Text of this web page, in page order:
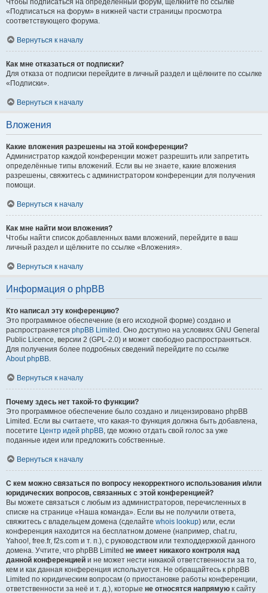
Чтобы подписаться на определённый форум, щёлкните по ссылке
«Подписаться на форум» в нижней части страницы просмотра
соответствующего форума.
Вернуться к началу
Как мне отказаться от подписки?
Для отказа от подписки перейдите в личный раздел и щёлкните по ссылке
«Подписки».
Вернуться к началу
Вложения
Какие вложения разрешены на этой конференции?
Администратор каждой конференции может разрешить или запретить
определённые типы вложений. Если вы не знаете, какие вложения
разрешены, свяжитесь с администратором конференции для получения
помощи.
Вернуться к началу
Как мне найти мои вложения?
Чтобы найти список добавленных вами вложений, перейдите в ваш
личный раздел и щёлкните по ссылке «Вложения».
Вернуться к началу
Информация о phpBB
Кто написал эту конференцию?
Это программное обеспечение (в его исходной форме) создано и
распространяется phpBB Limited . Оно доступно на условиях GNU General
Public Licence, версии 2 (GPL-2.0) и может свободно распространяться.
Для получения более подробных сведений перейдите по ссылке
About phpBB.
Вернуться к началу
Почему здесь нет такой-то функции?
Это программное обеспечение было создано и лицензировано phpBB
Limited. Если вы считаете, что какая-то функция должна быть добавлена,
посетите Центр идей phpBB, где можно отдать свой голос за уже
поданные идеи или предложить собственные.
Вернуться к началу
С кем можно связаться по вопросу некорректного использования и/или
юридических вопросов, связанных с этой конференцией?
Вы можете связаться с любым из администраторов, перечисленных в
списке на странице «Наша команда». Если вы не получили ответа,
свяжитесь с владельцем домена (сделайте whois lookup) или, если
конференция находится на бесплатном домене (например, chat.ru,
Yahoo!, free.fr, f2s.com и т. п.), с руководством или техподдержкой данного
домена. Учтите, что phpBB Limited не имеет никакого контроля над
данной конференцией и не может нести никакой ответственности за то,
кем и как данная конференция используется. Не обращайтесь к phpBB
Limited по юридическим вопросам (о приостановке работы конференции,
ответственности за неё и т. д.), которые не относятся напрямую к сайту